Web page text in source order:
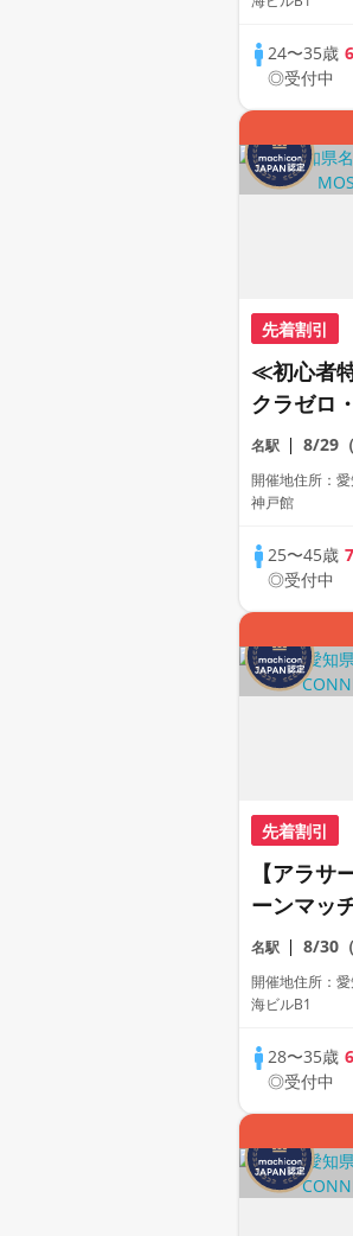
24〜35歳
◎受付中
先着割引
≪初心者
クラゼロ
が正規応
フェス。。
名駅 8/29（
開催地住所：
神戸館
25〜45歳
◎受付中
先着割引
【アラサ
ーンマッ
ュ〜〜ッ
定の恋活
【飲み放
名駅 8/30（
開催地住所：
海ビルB1
28〜35歳
◎受付中